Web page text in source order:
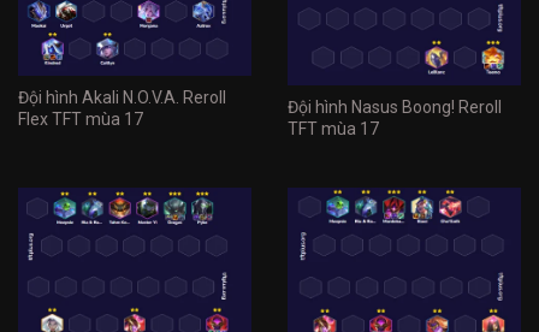
Đội hình Akali N.O.V.A. Reroll
Flex TFT mùa 17
Đội hình Nasus Boong! Reroll
TFT mùa 17